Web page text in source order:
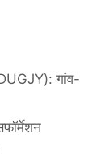
गांव-